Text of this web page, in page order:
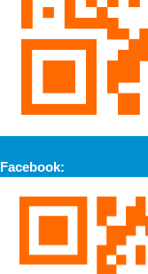
Facebook: